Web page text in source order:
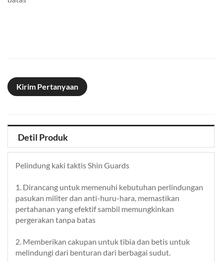
Kirim Pertanyaan
Detil Produk
Pelindung kaki taktis Shin Guards
1. Dirancang untuk memenuhi kebutuhan perlindungan
pasukan militer dan anti-huru-hara, memastikan
pertahanan yang efektif sambil memungkinkan
pergerakan tanpa batas
2. Memberikan cakupan untuk tibia dan betis untuk
melindungi dari benturan dari berbagai sudut.